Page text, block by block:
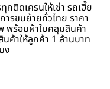
กติดเครนให้เช่า รถเฮี๊ย
รขนย้ายทั่วไทย ราคา
พร้อมผ้าใบคลุมสินค้า
ค้าให้ลูกค้า 1 ล้านบาท
ง